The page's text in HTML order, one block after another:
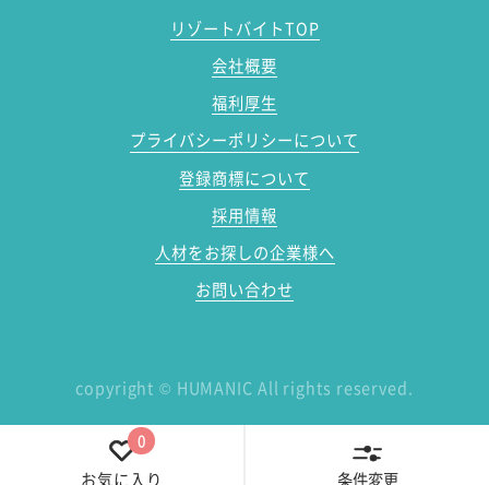
リゾートバイトTOP
会社概要
福利厚生
プライバシーポリシーについて
登録商標について
採用情報
人材をお探しの企業様へ
お問い合わせ
copyright © HUMANIC All rights reserved.
0
お気に入り 条件変更